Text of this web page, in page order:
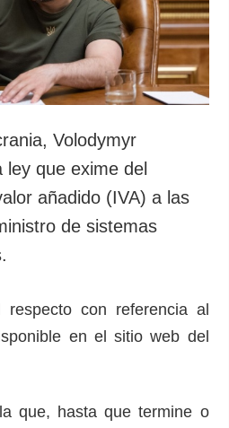
SERVICIOS
Suscripción
Banco de
imágenes
Volodymyr
que exime del
añadido (IVA) a las
de sistemas
respecto con referencia al
en el sitio web del
que, hasta que termine o